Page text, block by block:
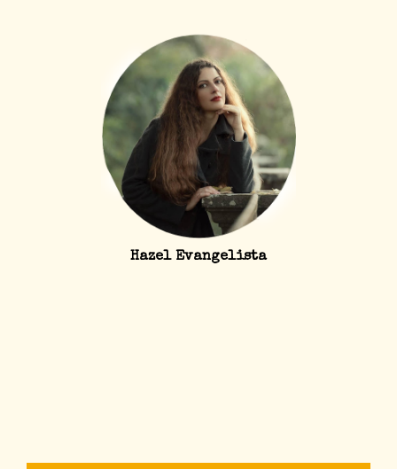
Hazel Evangelista